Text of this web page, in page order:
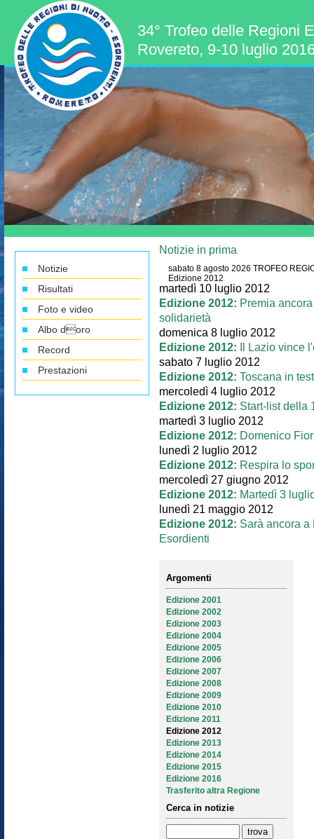
34° Trofeo delle Regioni
Rovereto, 9-10 luglio
Notizie
Risultati
Foto e video
Albo doro
Record
Prestazioni
Notizie in prima
sabato 8 agosto 2026 TROFEO
Edizione 2012
martedì 10 luglio 2012
Edizione 2012: Premia
solidarietà
domenica 8 luglio 2012
Edizione 2012:
Il Lazio vince
sabato 7 luglio 2012
Edizione 2012: Toscana in
mercoledì 4 luglio 2012
Edizione 2012: Start-list della
martedì 3 luglio 2012
Edizione 2012: Domenico
lunedì 2 luglio 2012
Edizione 2012: Respira lo
mercoledì 27 giugno 2012
Edizione 2012: Martedì 3
lunedì 21 maggio 2012
Edizione 2012: Sarà ancora
Esordienti
Argomenti
Edizione 2001
Edizione 2002
Edizione 2003
Edizione 2004
Edizione 2005
Edizione 2006
Edizione 2007
Edizione 2008
Edizione 2009
Edizione 2010
Edizione 2011
Edizione 2012
Edizione 2013
Edizione 2014
Edizione 2015
Edizione 2016
Trasferito altra Regione
Cerca in notizie